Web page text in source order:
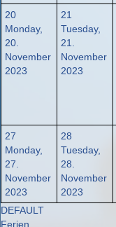
20
Monday,
20.
November
2023
21
Tuesday,
21.
November
2023
27
Monday,
27.
November
2023
28
Tuesday,
28.
November
2023
DEFAULT
Ferien